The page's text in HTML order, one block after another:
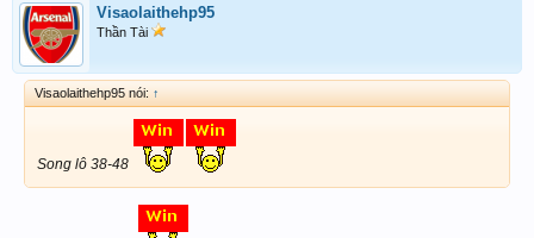
Visaolaithehp95
Thần Tài
Visaolaithehp95 nói: ↑
Song lô 38-48